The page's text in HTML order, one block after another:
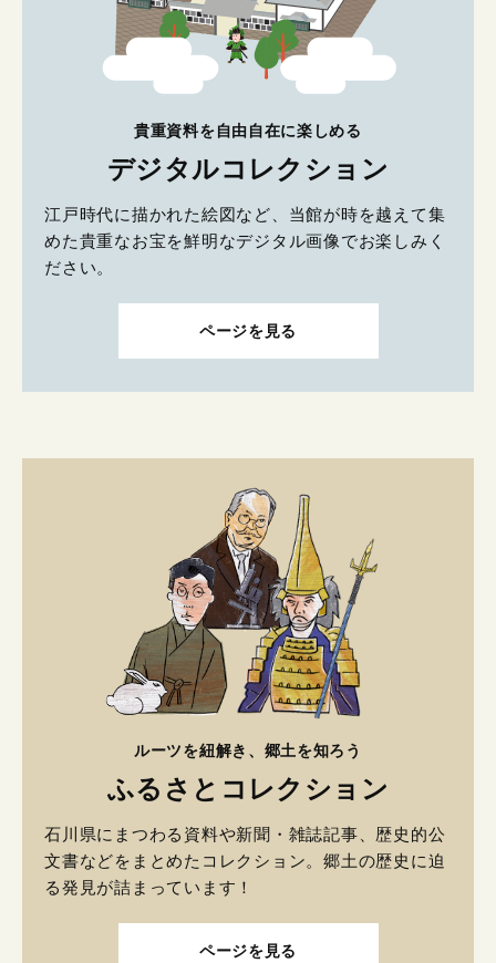
貴重資料を自由自在に楽しめる
デジタルコレクション
江戸時代に描かれた絵図など、当館が時を越えて集
めた貴重なお宝を鮮明なデジタル画像でお楽しみく
ださい。
ページを見る
ルーツを紐解き、郷土を知ろう
ふるさとコレクション
石川県にまつわる資料や新聞・雑誌記事、歴史的公
文書などをまとめたコレクション。郷土の歴史に迫
る発見が詰まっています！
ページを見る